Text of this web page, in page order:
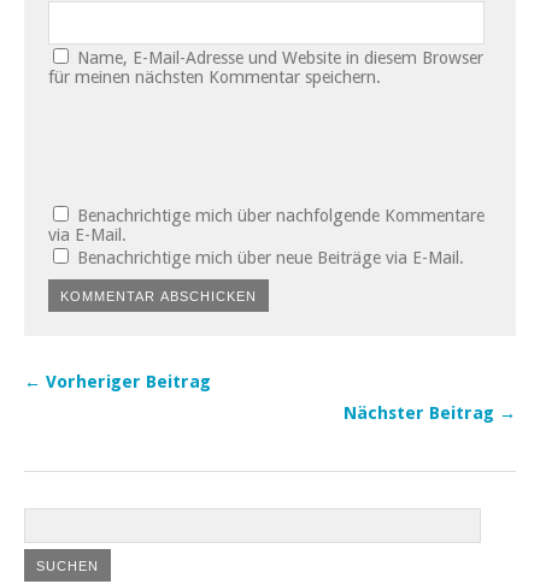
Name, E-Mail-Adresse und Website in diesem Browser
für meinen nächsten Kommentar speichern.
Benachrichtige mich über nachfolgende Kommentare
via E-Mail.
Benachrichtige mich über neue Beiträge via E-Mail.
← Vorheriger Beitrag
Nächster Beitrag →